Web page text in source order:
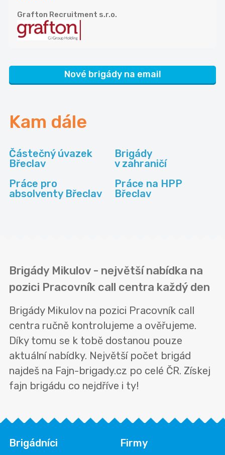
Grafton Recruitment s.r.o.
Nové brigády na email
Kam dále
Částečný úvazek
Břeclav
Brigády
v zahraničí
Práce pro
absolventy Břeclav
Práce na HPP
Břeclav
Brigády Mikulov - největší nabídka na
pozici Pracovník call centra každý den
Brigády Mikulov na pozici Pracovník call
centra ručně kontrolujeme a ověřujeme.
Díky tomu se k tobě dostanou pouze
aktuální nabídky. Největší počet brigád
najdeš na Fajn-brigady.cz po celé ČR. Získej
fajn brigádu co nejdříve i ty!
Brigádníci Firmy